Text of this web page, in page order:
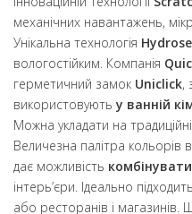
механічних навантажень,
Унікальна технологія
вологостійким. Компанія
герметичний замок Uniclick,
використовуютьу ванній
Можна укладати на традиційні
Величезна палітра кольорів
дає можливість комбінувати
інтерь’єри. Ідеально
або ресторанів і магазинів.